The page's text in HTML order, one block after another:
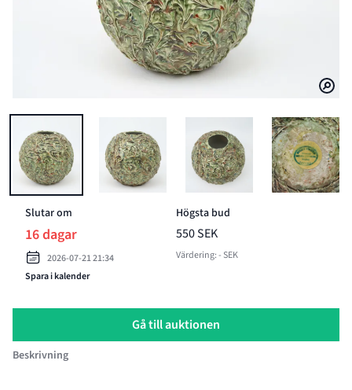
BILD 1 AV SIGURD ERIKSSON, VAS, KERAMIK, BERGÅSEN, BETTNA.
BILD 2 AV SIGURD ERIKSSON, VAS, KERAMIK,
BILD 3 AV SIGURD BILD 4 AV
Slutar om
16 dagar
2026-07-21 21:34
Spara i kalender
Högsta bud
550 SEK
Värdering: - SEK
Gå till auktionen
Beskrivning